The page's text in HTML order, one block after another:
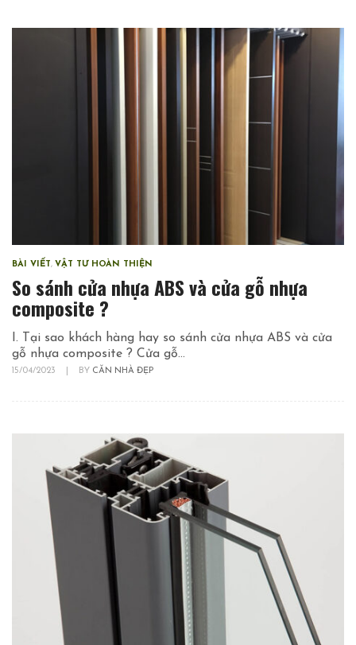
BÀI VIẾT, VẬT TƯ HOÀN THIỆN
So sánh cửa nhựa ABS và cửa gỗ nhựa
composite ?
I. Tại sao khách hàng hay so sánh cửa nhựa ABS và cửa
gỗ nhựa composite ? Cửa gỗ...
15/04/2023 BY CĂN NHÀ ĐẸP